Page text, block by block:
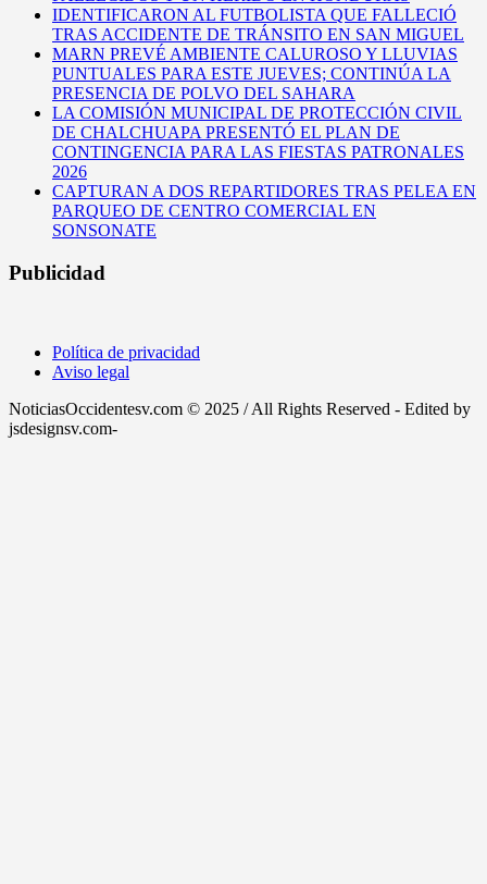
IDENTIFICARON AL FUTBOLISTA QUE FALLECIÓ
TRAS ACCIDENTE DE TRÁNSITO EN SAN MIGUEL
MARN PREVÉ AMBIENTE CALUROSO Y LLUVIAS
PUNTUALES PARA ESTE JUEVES; CONTINÚA LA
PRESENCIA DE POLVO DEL SAHARA
LA COMISIÓN MUNICIPAL DE PROTECCIÓN CIVIL
DE CHALCHUAPA PRESENTÓ EL PLAN DE
CONTINGENCIA PARA LAS FIESTAS PATRONALES
2026
CAPTURAN A DOS REPARTIDORES TRAS PELEA EN
PARQUEO DE CENTRO COMERCIAL EN
SONSONATE
Publicidad
Política de privacidad
Aviso legal
NoticiasOccidentesv.com © 2025 / All Rights Reserved - Edited by
jsdesignsv.com-